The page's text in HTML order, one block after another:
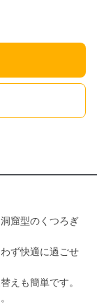
窟型のくつろぎ
ず快適に過ごせ
えも簡単です。